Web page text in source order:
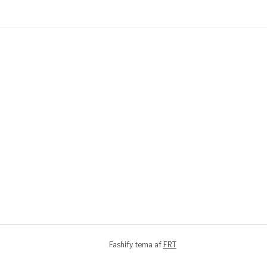
Fashify tema af FRT